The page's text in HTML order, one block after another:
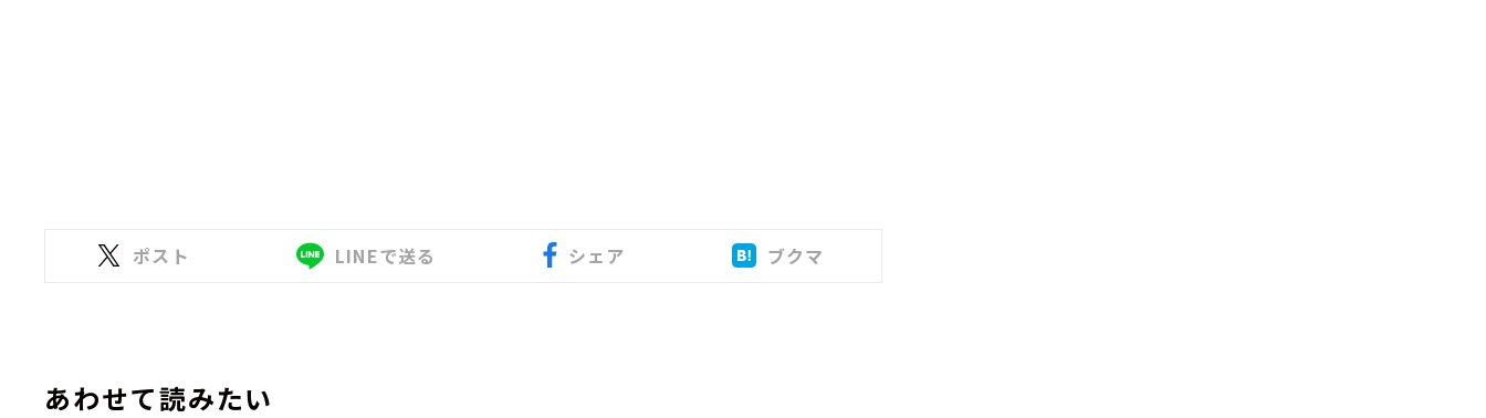
ポスト LINEで送る シェア ブクマ
あわせて読みたい